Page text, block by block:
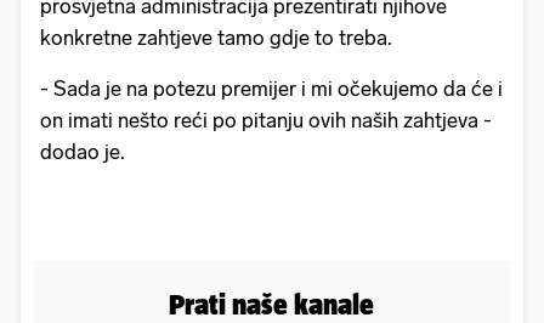
prosvjetna administracija prezentirati njihove
konkretne zahtjeve tamo gdje to treba.
- Sada je na potezu premijer i mi očekujemo da će i
on imati nešto reći po pitanju ovih naših zahtjeva -
dodao je.
Prati naše kanale